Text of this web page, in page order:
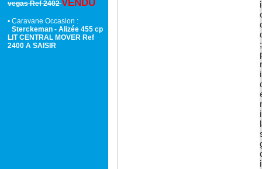
vegas Ref 2402VENDU
• Caravane Occasion :
Sterckeman - Alizée 455 cp
LIT CENTRAL MOVER Ref
2400 A SAISIR
;